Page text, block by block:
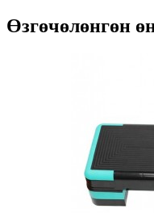
Өзгөчөлөнгөн